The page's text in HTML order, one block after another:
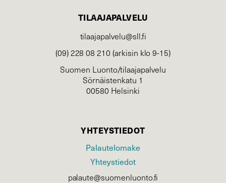
TILAAJAPALVELU
tilaajapalvelu@sll.fi
(09) 228 08 210 (arkisin klo 9-15)
Suomen Luonto/tilaajapalvelu
Sörnäistenkatu 1
00580 Helsinki
YHTEYSTIEDOT
Palautelomake
Yhteystiedot
palaute@suomenluonto.fi